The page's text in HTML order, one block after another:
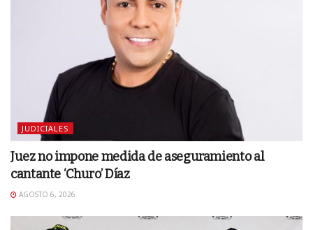
JUDICIALES
Juez no impone medida de aseguramiento al
cantante ‘Churo’ Díaz
AGOSTO 6, 2026